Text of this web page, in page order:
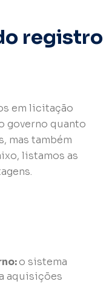
registro
em licitação
governo quanto
mas também
listamos as
o sistema
aquisições